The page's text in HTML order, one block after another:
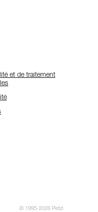
et de traitement
© 1995-2026 Petzl